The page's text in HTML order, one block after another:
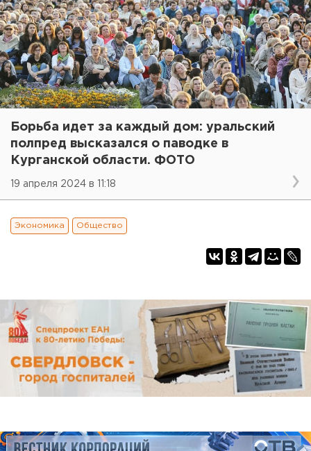
Борьба идет за каждый дом: уральский
полпред высказался о паводке в
Курганской области. ФОТО
19 апреля 2024 в 11:18
Экономика Общество